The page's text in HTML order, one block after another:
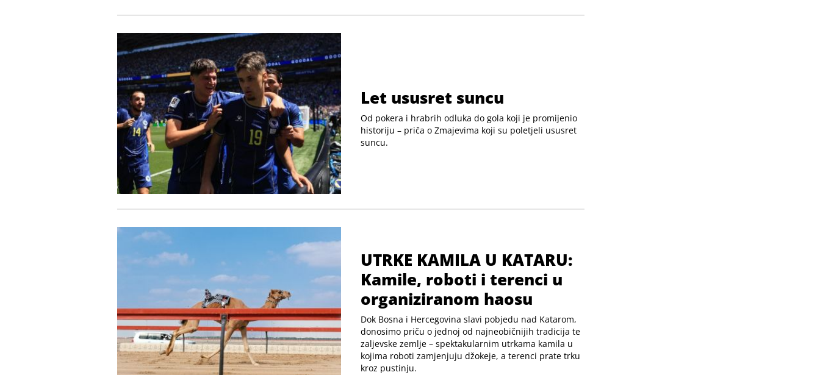
Let ususret suncu
Od pokera i hrabrih odluka do gola koji je promijenio
historiju – priča o Zmajevima koji su poletjeli ususret
suncu.
UTRKE KAMILA U KATARU:
Kamile, roboti i terenci u
organiziranom haosu
Dok Bosna i Hercegovina slavi pobjedu nad Katarom,
donosimo priču o jednoj od najneobičnijih tradicija te
zaljevske zemlje – spektakularnim utrkama kamila u
kojima roboti zamjenjuju džokeje, a terenci prate trku
kroz pustinju.